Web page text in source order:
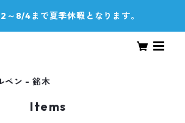
8/4まで夏季休暇となります。
ペン - 銘木
Items